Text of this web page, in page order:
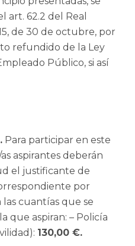
art. 62.2 del Real
de 30 de octubre, por
refundido de la Ley
Público, si así
Para participar en este
aspirantes deberán
el justificante de
por
cuantías que se
que aspiran: – Policía
130,00 €.